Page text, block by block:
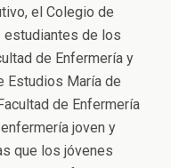
el Colegio de
estudiantes de los
de Enfermería y
Estudios María de
de Enfermería
joven y
que los jóvenes